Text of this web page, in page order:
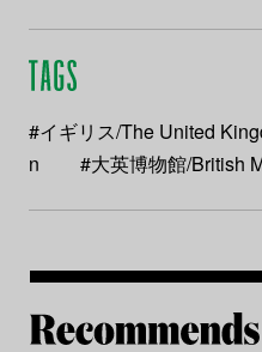
#イギリス/The United
n
#大英博物館/British